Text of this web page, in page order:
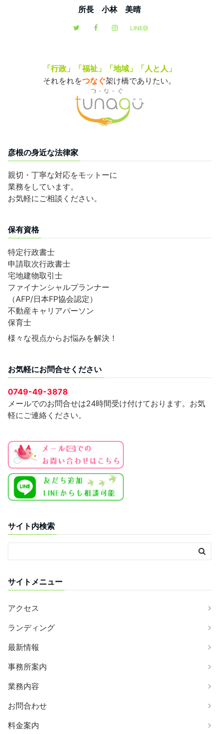
所長 小林 美晴
LINE@
「行政」「福祉」「地域」「人と人」
それをれをつなぐ架け橋でありたい。
彦根の身近な法律家
親切・丁寧な対応をモットーに
業務をしています。
お気軽にご相談ください。
保有資格
特定行政書士
申請取次行政書士
宅地建物取引士
ファイナンシャルプランナー
（AFP/日本FP協会認定）
不動産キャリアパーソン
保育士
様々な視点からお悩みを解決！
お気軽にお問合せください
0749-49-3878
メールでのお問合せは24時間受け付けております。お気
軽にご連絡ください。
サイト内検索
サイトメニュー
アクセス
ランディング
最新情報
事務所案内
業務内容
お問合わせ
料金案内